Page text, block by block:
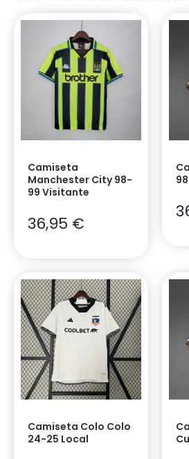
Camiseta
Manchester City 98-
99 Visitante
36,95 €
Camiseta Colo Colo
24-25 Local